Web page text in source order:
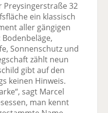
Preysingerstraße 32
ein klassisch
aller gängigen
Sonnenschutz und
zählt neun
gibt auf den
keinen Hinweis.
sagt Marcel
man kennt